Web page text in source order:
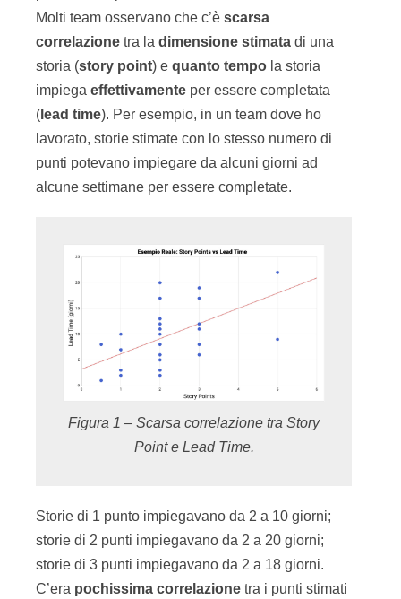
Molti team osservano che c’è scarsa
correlazione tra la dimensione stimata di una
storia (story point) e quanto tempo la storia
impiega effettivamente per essere completata
( lead time). Per esempio, in un team dove ho
lavorato, storie stimate con lo stesso numero di
punti potevano impiegare da alcuni giorni ad
alcune settimane per essere completate.
Figura 1 – Scarsa correlazione tra Story
Point e Lead Time.
Storie di 1 punto impiegavano da 2 a 10 giorni;
storie di 2 punti impiegavano da 2 a 20 giorni;
storie di 3 punti impiegavano da 2 a 18 giorni.
C’era pochissima correlazione tra i punti stimati